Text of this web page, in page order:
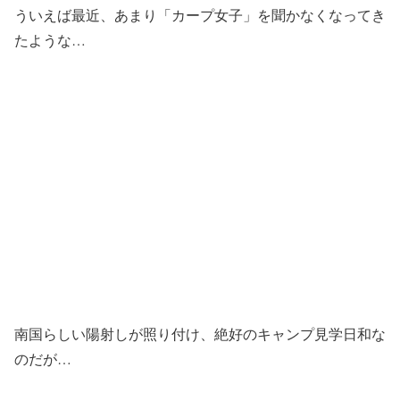
ういえば最近、あまり「カープ女子」を聞かなくなってき
たような…
南国らしい陽射しが照り付け、絶好のキャンプ見学日和な
のだが…